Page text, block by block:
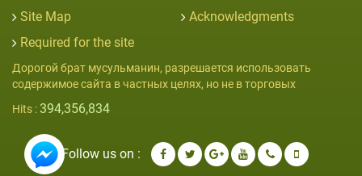
Site Map
Acknowledgments
Required for the site
Дорогой брат мусульманин, разрешается использовать
содержимое сайта в частных целях, но не в торговых
Hits : 394,356,834
Follow us on :